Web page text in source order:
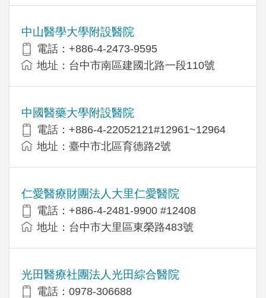
中山醫學大學附設醫院
電話：+886-4-2473-9595
地址：台中市南區建國北路一段110號
中國醫藥大學附設醫院
電話：+886-4-22052121#12961~12964
地址：臺中市北區育德路2號
仁愛醫療財團法人大里仁愛醫院
電話：+886-4-2481-9900 #12408
地址：台中市大里區東榮路483號
光田醫療社團法人光田綜合醫院
電話：0978-306688